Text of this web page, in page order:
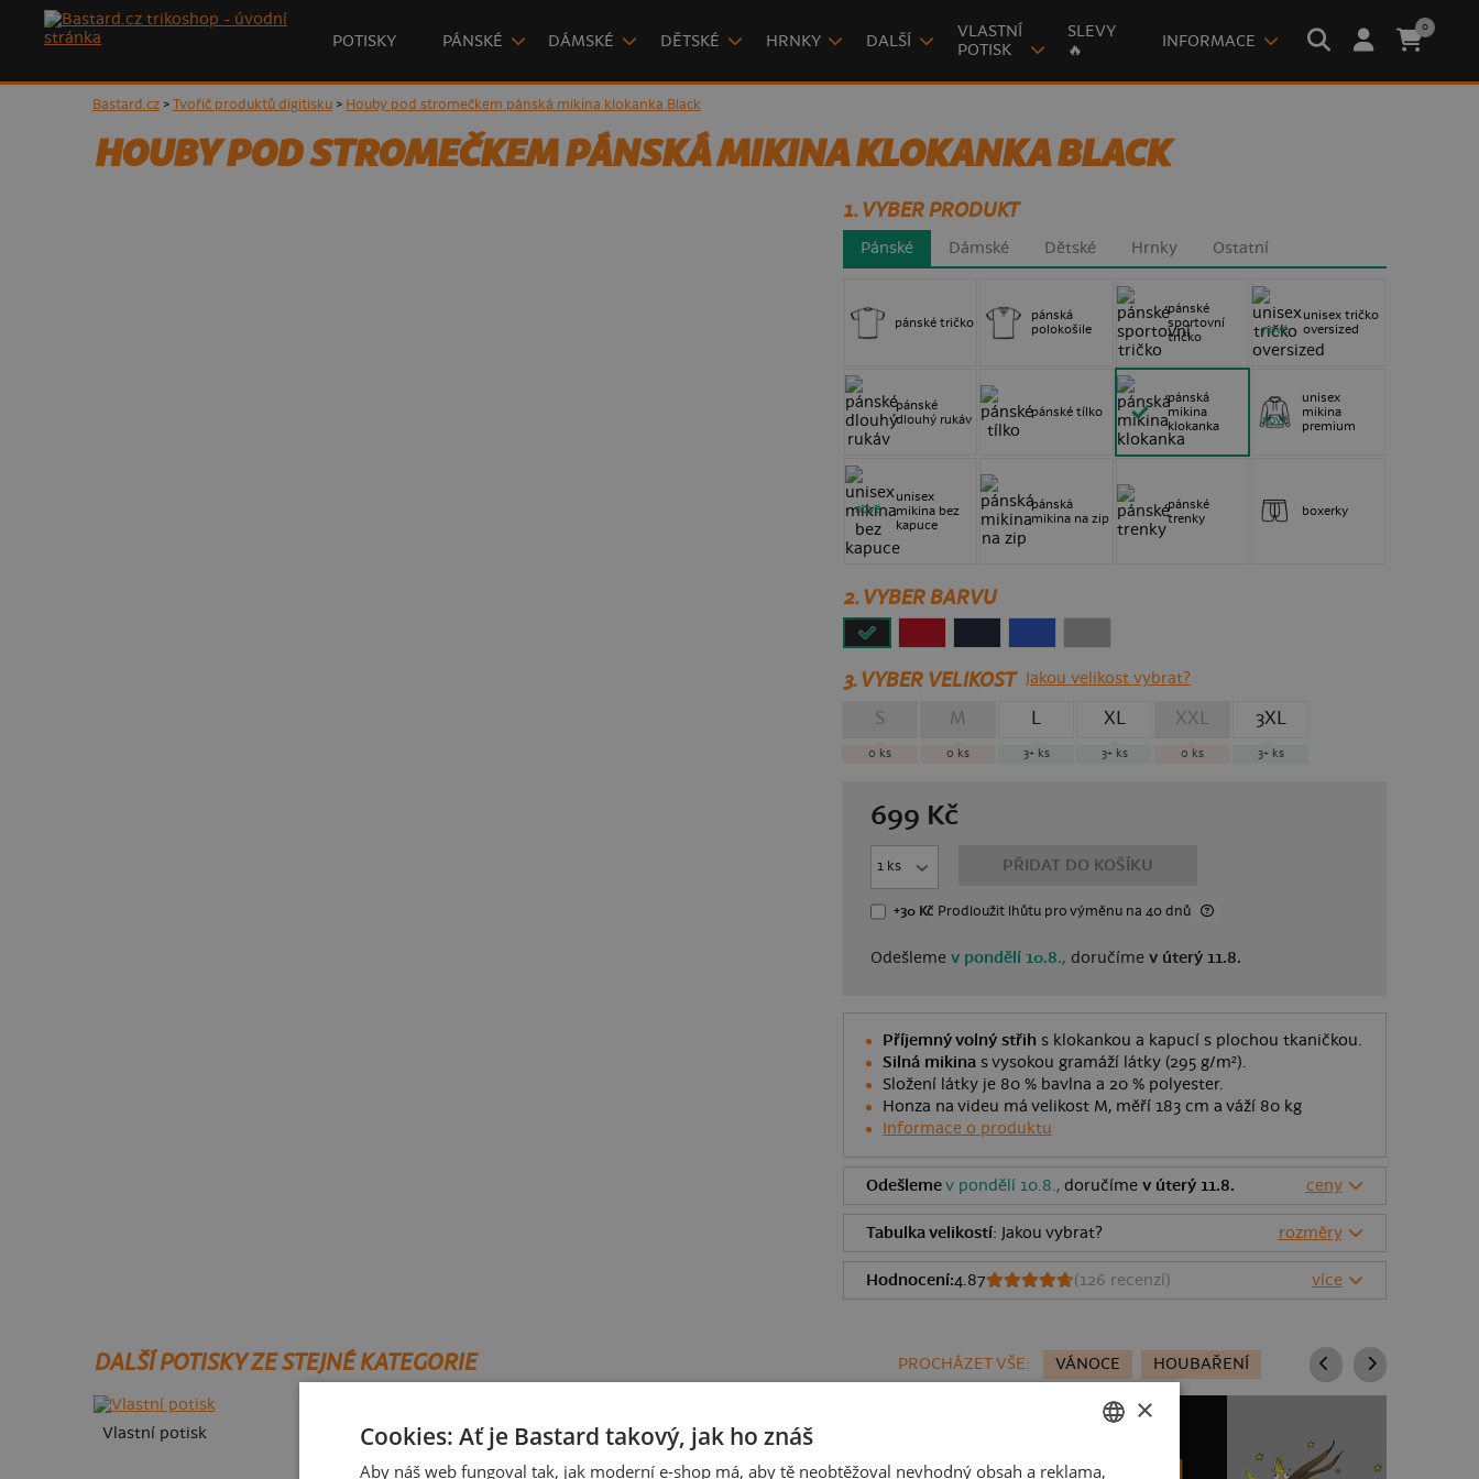
POTISKY PÁNSKÉ DÁMSKÉ DĚTSKÉ HRNKY DALŠÍ
VLASTNÍ
POTISK
SLEVY
🔥
INFORMACE
0
Bastard.cz> Tvořič produktů digitisku> Houby pod stromečkem pánská mikina klokanka Black
HOUBY POD STROMEČKEM PÁNSKÁ MIKINA KLOKANKA BLACK
1. VYBER PRODUKT
Pánské Dámské Dětské Hrnky Ostatní
pánské tričko
pánská
polokošile
pánské
sportovní
tričko
unisex tričko
oversized
nové
pánské
dlouhý rukáv
pánské tílko
pánská
mikina
klokanka
unisex
mikina
premium
nové
unisex
mikina bez
kapuce
nové
pánská
mikina na zip
pánské
trenky
boxerky
2. VYBER BARVU
3.VYBER VELIKOST Jakou velikost vybrat?
S
0 ks
M
0 ks
L
3+ ks
XL
3+ ks
XXL
0 ks
3XL
3+ ks
699 Kč
PŘIDAT DO KOŠÍKU
+30 Kč Prodloužit lhůtu pro výměnu na 40 dnů
Odešleme v pondělí 10.8., doručíme v úterý 11.8.
Příjemný volný střih s klokankou a kapucí s plochou tkaničkou.
Silná mikina s vysokou gramáží látky (295 g/m²).
Složení látky je 80 % bavlna a 20 % polyester.
Honza na videu má velikost M, měří 183 cm a váží 80 kg
Informace o produktu
Odešlemev pondělí 10.8., doručíme v úterý 11.8. ceny
Tabulka velikostí: Jakou vybrat? rozměry
Hodnocení:4.87 (126 recenzí) více
DALŠÍ POTISKY ZE STEJNÉ KATEGORIE PROCHÁZET VŠE: VÁNOCE HOUBAŘENÍ
Vlastní potisk
CZECH
×
Cookies: Ať je Bastard takový, jak ho znáš
Aby náš web fungoval tak, jak moderní e-shop má, aby tě neobtěžoval nevhodný obsah a reklama,